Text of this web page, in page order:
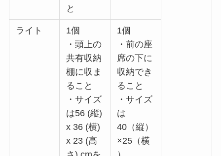
と
ライト
1個
・頭上の
共有収納
棚に収ま
ること
・サイズ
は56 (縦)
x 36 (横)
x 23 (高
1個
・前の座
席の下に
収納でき
ること
・サイズ
は
40（縦）
×25（横